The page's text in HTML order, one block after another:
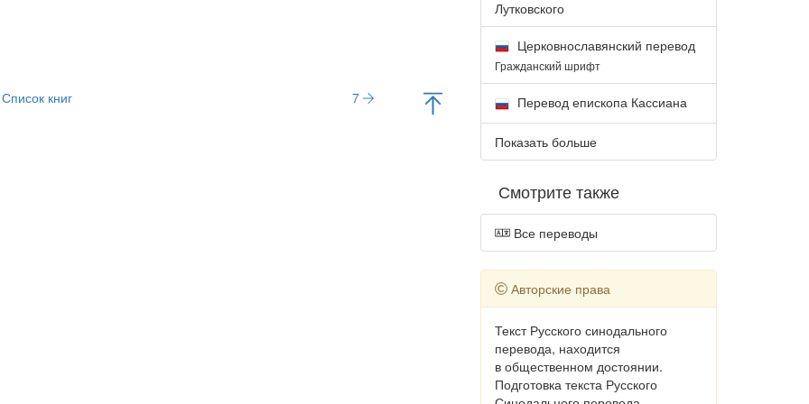
Список книг 7
Лутковского
Церковнославянский перевод
Гражданский шрифт
Перевод епископа Кассиана
Показать больше
Смотрите также
Все переводы
Авторские права
Текст Русского синодального
перевода, находится
в общественном достоянии.
Подготовка текста Русского